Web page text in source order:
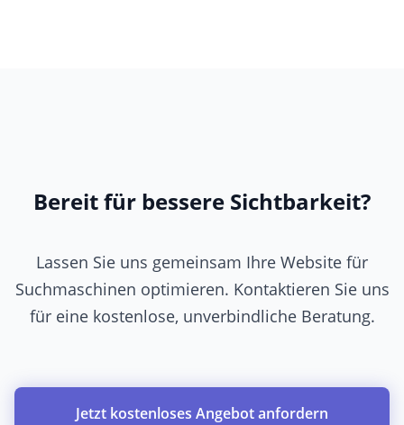
Bereit für bessere Sichtbarkeit?
Lassen Sie uns gemeinsam Ihre Website für
Suchmaschinen optimieren. Kontaktieren Sie uns
für eine kostenlose, unverbindliche Beratung.
Jetzt kostenloses Angebot anfordern